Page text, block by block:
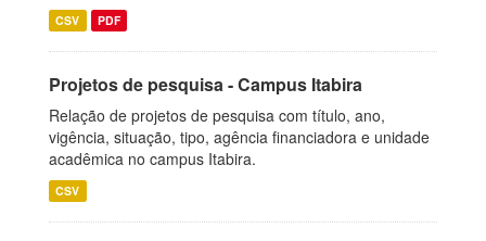
CSV PDF
Projetos de pesquisa - Campus Itabira
Relação de projetos de pesquisa com título, ano,
vigência, situação, tipo, agência financiadora e unidade
acadêmica no campus Itabira.
CSV